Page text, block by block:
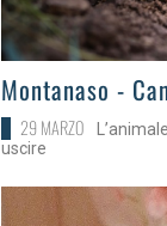
>Montanaso -
29 MARZO
uscire